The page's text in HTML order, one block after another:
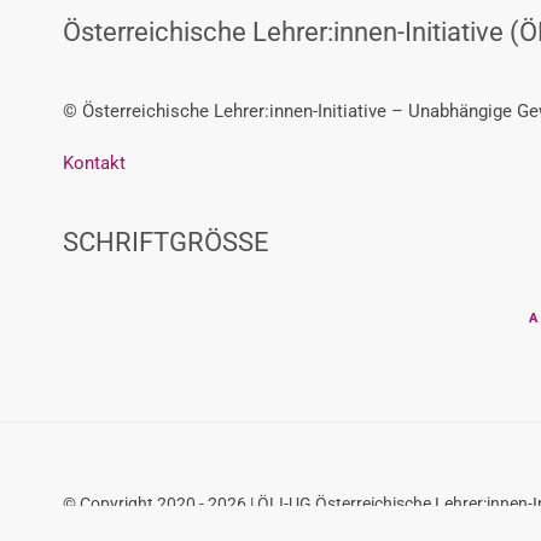
Österreichische Lehrer:innen-Initiative
© Österreichische Lehrer:innen-Initiative – Unabhängige
Kontakt
SCHRIFTGRÖSSE
A
© Copyright 2020 - 2026 | ÖLI-UG Österreichische Lehrer:innen-